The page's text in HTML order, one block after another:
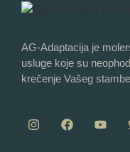
AG-Adaptacija je
usluge koje su
krečenje Vašeg